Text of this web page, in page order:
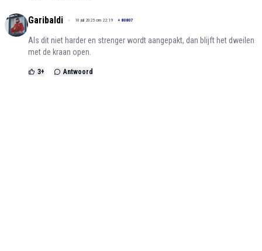
Garibaldi 10 juli 2025 om 22:19 + 80807
Als dit niet harder en strenger wordt aangepakt, dan blijft het dweilen
met de kraan open.
3+ Antwoord